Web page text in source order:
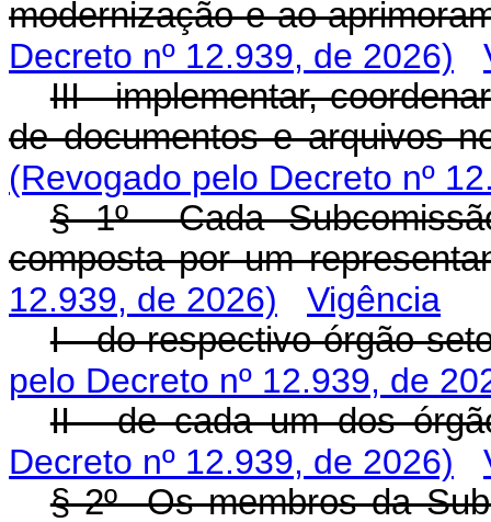
modernização e ao
Decreto nº 12.939, de 2026)
III - implementar,
de documentos e arquivos
(Revogado pelo Decreto nº
§ 1º Cada
composta por um
12.939, de 2026)
Vigência
I - do respectivo órgão
pelo Decreto nº 12.939, de
II - de cada um dos
Decreto nº 12.939, de 2026)
§ 2º Os membros da